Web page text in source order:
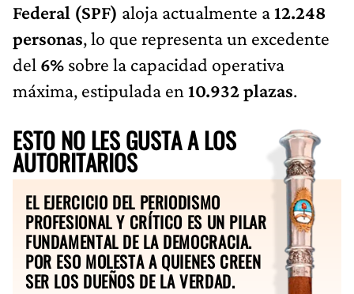
Federal (SPF) aloja actualmente a12.248
personas, lo que representa un excedente
del 6% sobre la capacidad operativa
máxima, estipulada en 10.932 plazas.
ESTO NO LES GUSTA A LOS
AUTORITARIOS
EL EJERCICIO DEL PERIODISMO
PROFESIONAL Y CRÍTICO ES UN PILAR
FUNDAMENTAL DE LA DEMOCRACIA.
POR ESO MOLESTA A QUIENES CREEN
SER LOS DUEÑOS DE LA VERDAD.